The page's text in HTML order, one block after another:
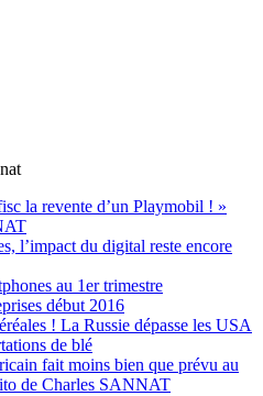
la revente d’un Playmobil ! »
l’impact du digital reste encore
au 1er trimestre
début 2016
! La Russie dépasse les USA
de blé
fait moins bien que prévu au
de Charles SANNAT